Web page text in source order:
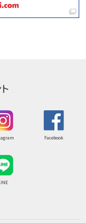
Facebook